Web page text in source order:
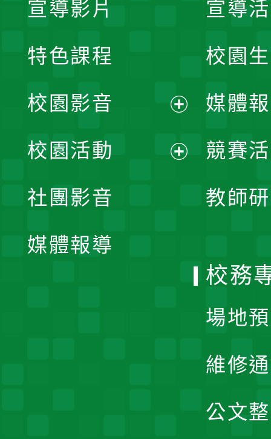
宣導
校園
媒體
競賽
教師
宣導影片
特色課程
校園影音
開
校園活動
社團影音
媒體報導
校務
場地
維修
公文